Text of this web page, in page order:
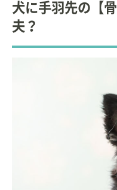
犬に手羽先の【
夫？